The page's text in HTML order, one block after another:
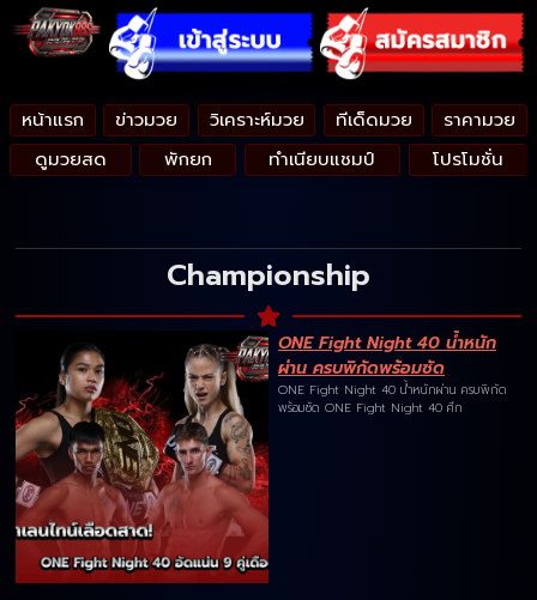
หน้าแรก ข่าวมวย วิเคราะห์มวย ทีเด็ดมวย
ราคามวย
ดูมวยสด
พักยก ทำเนียบแชมป์ โปรโมชั่น
Championship
ONE Fight Night 40 น้ำหนัก
ผ่าน ครบพิกัดพร้อมซัด
ONE Fight Night 40 น้ำหนักผ่าน ครบพิกัด
พร้อมซัด ONE Fight Night 40 ศึก